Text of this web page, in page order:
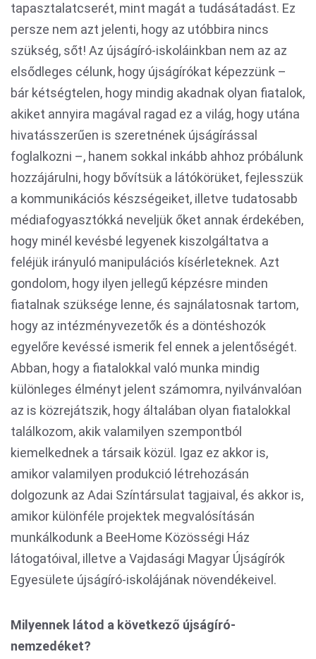
tapasztalatcserét, mint magát a tudásátadást. Ez
persze nem azt jelenti, hogy az utóbbira nincs
szükség, sőt! Az újságíró-iskoláinkban nem az az
elsődleges célunk, hogy újságírókat képezzünk –
bár kétségtelen, hogy mindig akadnak olyan fiatalok,
akiket annyira magával ragad ez a világ, hogy utána
hivatásszerűen is szeretnének újságírással
foglalkozni –, hanem sokkal inkább ahhoz próbálunk
hozzájárulni, hogy bővítsük a látókörüket, fejlesszük
a kommunikációs készségeiket, illetve tudatosabb
médiafogyasztókká neveljük őket annak érdekében,
hogy minél kevésbé legyenek kiszolgáltatva a
feléjük irányuló manipulációs kísérleteknek. Azt
gondolom, hogy ilyen jellegű képzésre minden
fiatalnak szüksége lenne, és sajnálatosnak tartom,
hogy az intézményvezetők és a döntéshozók
egyelőre kevéssé ismerik fel ennek a jelentőségét.
Abban, hogy a fiatalokkal való munka mindig
különleges élményt jelent számomra, nyilvánvalóan
az is közrejátszik, hogy általában olyan fiatalokkal
találkozom, akik valamilyen szempontból
kiemelkednek a társaik közül. Igaz ez akkor is,
amikor valamilyen produkció létrehozásán
dolgozunk az Adai Színtársulat tagjaival, és akkor is,
amikor különféle projektek megvalósításán
munkálkodunk a BeeHome Közösségi Ház
látogatóival, illetve a Vajdasági Magyar Újságírók
Egyesülete újságíró-iskolájának növendékeivel.
Milyennek látod a következő újságíró-
nemzedéket?